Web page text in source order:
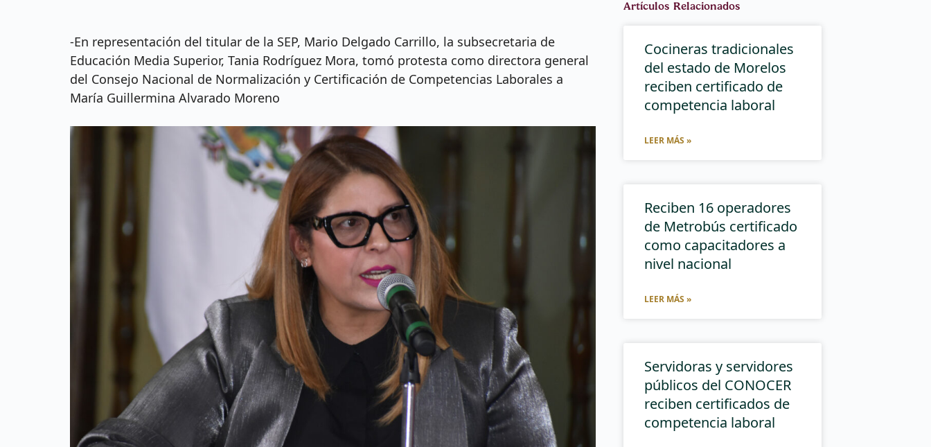
-En representación del titular de la SEP, Mario Delgado Carrillo, la subsecretaria de
Educación Media Superior, Tania Rodríguez Mora, tomó protesta como directora general
del Consejo Nacional de Normalización y Certificación de Competencias Laborales a
María Guillermina Alvarado Moreno
Artículos Relacionados
Cocineras tradicionales
del estado de Morelos
reciben certificado de
competencia laboral
LEER MÁS »
Reciben 16 operadores
de Metrobús certificado
como capacitadores a
nivel nacional
LEER MÁS »
Servidoras y servidores
públicos del CONOCER
reciben certificados de
competencia laboral